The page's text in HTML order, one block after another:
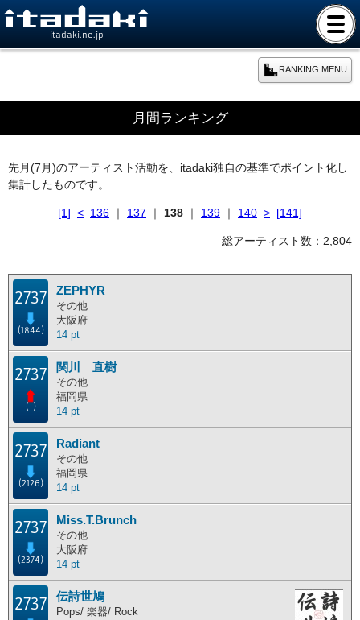
itadaki.ne.jp
RANKING MENU
本日のランキング
年間ランキング
主な活動地別に分けたランキングです。
北海道
近畿地方
海外
月間ランキング
先月(7月)のアーティスト活動を、itadaki独自の基準でポイント化し
集計したものです。
[1] < 136 ｜ 137 ｜ 138 ｜ 139 ｜ 140 > [141]
総アーティスト数：2,804
2737
(1844)
ZEPHYR
その他
大阪府
14 pt
2737
(-)
関川 直樹
その他
福岡県
14 pt
2737
(2126)
Radiant
その他
福岡県
14 pt
2737
(2374)
Miss.T.Brunch
その他
大阪府
14 pt
2737 伝詩世鳩
Pops/ 楽器/ Rock